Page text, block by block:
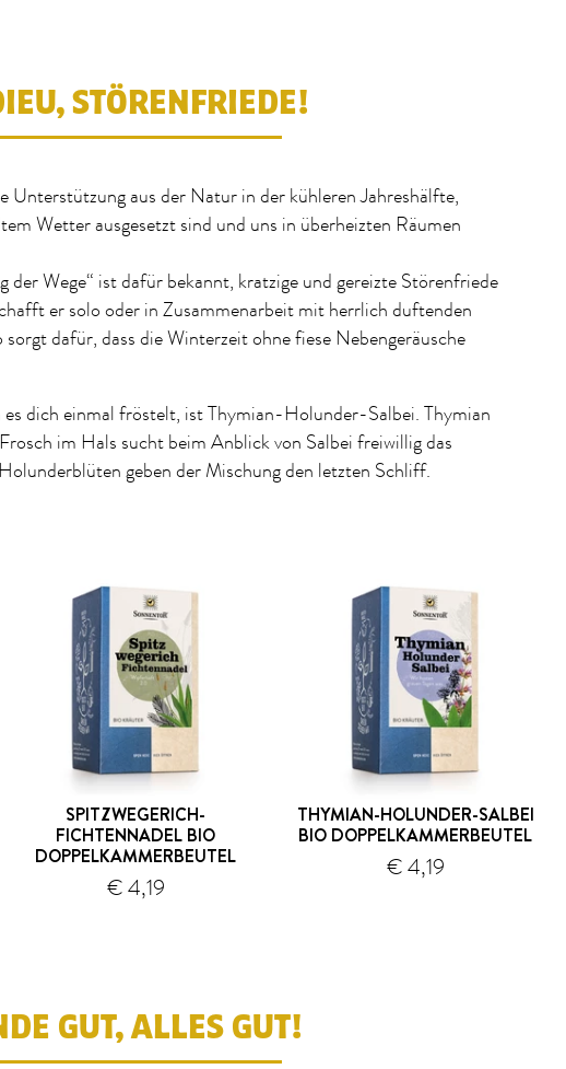
STÖRENFRIEDE!
Unterstützung aus der Natur in der kühleren Jahreshälfte,
Wetter ausgesetzt sind und uns in überheizten Räumen
der Wege“ ist dafür bekannt, kratzige und gereizte Störenfriede
er solo oder in Zusammenarbeit mit herrlich duftenden
dafür, dass die Winterzeit ohne fiese Nebengeräusche
es dich einmal fröstelt, ist Thymian-Holunder-Salbei. Thymian
im Hals sucht beim Anblick von Salbei freiwillig das
geben der Mischung den letzten Schliff.
SPITZWEGERICH-
FICHTENNADEL BIO
DOPPELKAMMERBEUTEL
€ 4,19
THYMIAN-HOLUNDER-SALBEI
BIO DOPPELKAMMERBEUTEL
€ 4,19Versand
GUT, ALLES GUT!